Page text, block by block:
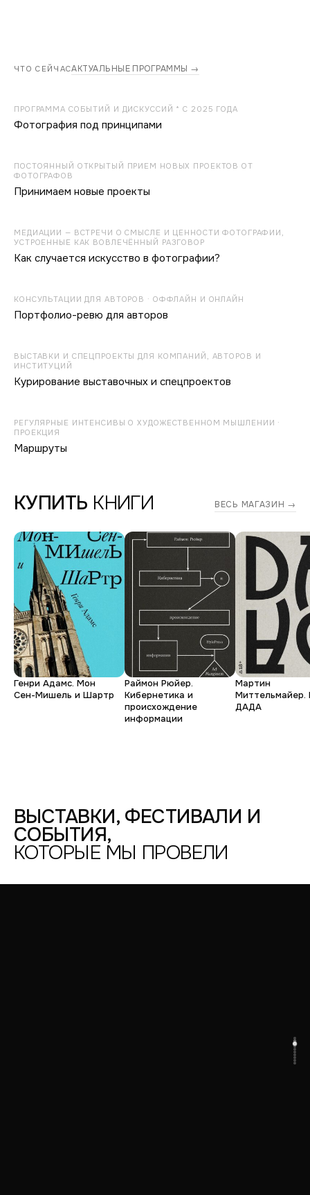
ЧТО СЕЙЧАСАКТУАЛЬНЫЕ ПРОГРАММЫ →
ПРОГРАММА СОБЫТИЙ И ДИСКУССИЙ * С 2025 ГОДА
Фотография под принципами
ПОСТОЯННЫЙ ОТКРЫТЫЙ ПРИЕМ НОВЫХ ПРОЕКТОВ ОТ
ФОТОГРАФОВ
Принимаем новые проекты
МЕДИАЦИИ — ВСТРЕЧИ О СМЫСЛЕ И ЦЕННОСТИ ФОТОГРАФИИ,
УСТРОЕННЫЕ КАК ВОВЛЕЧЁННЫЙ РАЗГОВОР
Как случается искусство в фотографии?
КОНСУЛЬТАЦИИ ДЛЯ АВТОРОВ · ОФФЛАЙН И ОНЛАЙН
Портфолио-ревю для авторов
ВЫСТАВКИ И СПЕЦПРОЕКТЫ ДЛЯ КОМПАНИЙ, АВТОРОВ И
ИНСТИТУЦИЙ
Курирование выставочных и спецпроектов
РЕГУЛЯРНЫЕ ИНТЕНСИВЫ О ХУДОЖЕСТВЕННОМ МЫШЛЕНИИ ·
ПРОЕКЦИЯ
Маршруты
КУПИТЬ КНИГИ ВЕСЬ МАГАЗИН →
Генри Адамс. Мон
Сен-Мишель и Шартр
Раймон Рюйер.
Кибернетика и
происхождение
информации
Мартин
Миттельмайер.
ДАДА
ВЫСТАВКИ, ФЕСТИВАЛИ И
СОБЫТИЯ,
КОТОРЫЕ МЫ ПРОВЕЛИ
Коллективность.
Молодая
фотография
ЦЕНТР
(2
ЭТАЖ)
—
2017
Дмитрий
Печурин.
любовью
к
Родине:
методические
рекомендации
/
1
ЭТАЖ
—
2025
Денис
Масштабная
Юрий
за
тем,
Ирина
Виталий
Ирина
Настоящее